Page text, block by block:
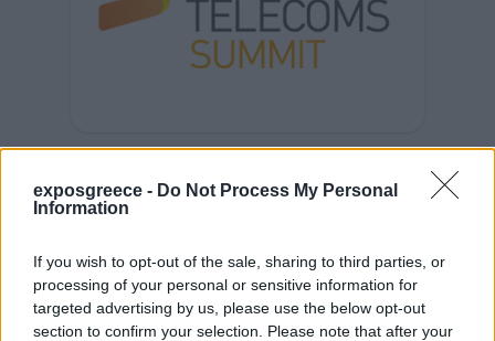
exposgreece - Do Not Process My Personal
Information
If you wish to opt-out of the sale, sharing to third parties, or
processing of your personal or sensitive information for
targeted advertising by us, please use the below opt-out
section to confirm your selection. Please note that after your